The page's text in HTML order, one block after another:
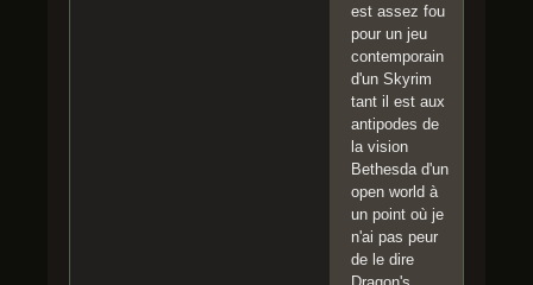
est assez fou
pour un jeu
contemporain
d'un Skyrim
tant il est aux
antipodes de
la vision
Bethesda d'un
open world à
un point où je
n'ai pas peur
de le dire